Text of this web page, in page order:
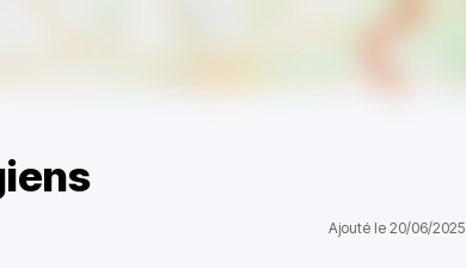
Ajouté le 20/06/2025